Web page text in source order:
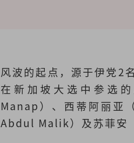
风波的起点，源于伊党2
在新加坡大选中参选
Manap）、西蒂阿丽
Abdul Malik）及苏菲安